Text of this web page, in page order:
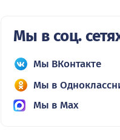
Мы в соц.
Мы ВКонтакте
Мы в
Мы в Max